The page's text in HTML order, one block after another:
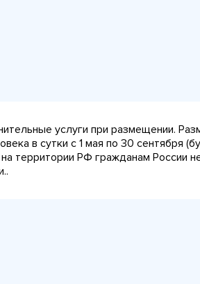
услуги при размещении.
в сутки с 1 мая по 30 сентября
территории РФ гражданам России